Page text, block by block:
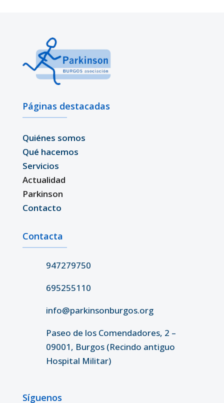
Páginas destacadas
Quiénes somos
Qué hacemos
Servicios
Actualidad
Parkinson
Contacto
Contacta
947279750
695255110
info@parkinsonburgos.org
Paseo de los Comendadores, 2 –
09001, Burgos (Recindo antiguo
Hospital Militar)
Síguenos